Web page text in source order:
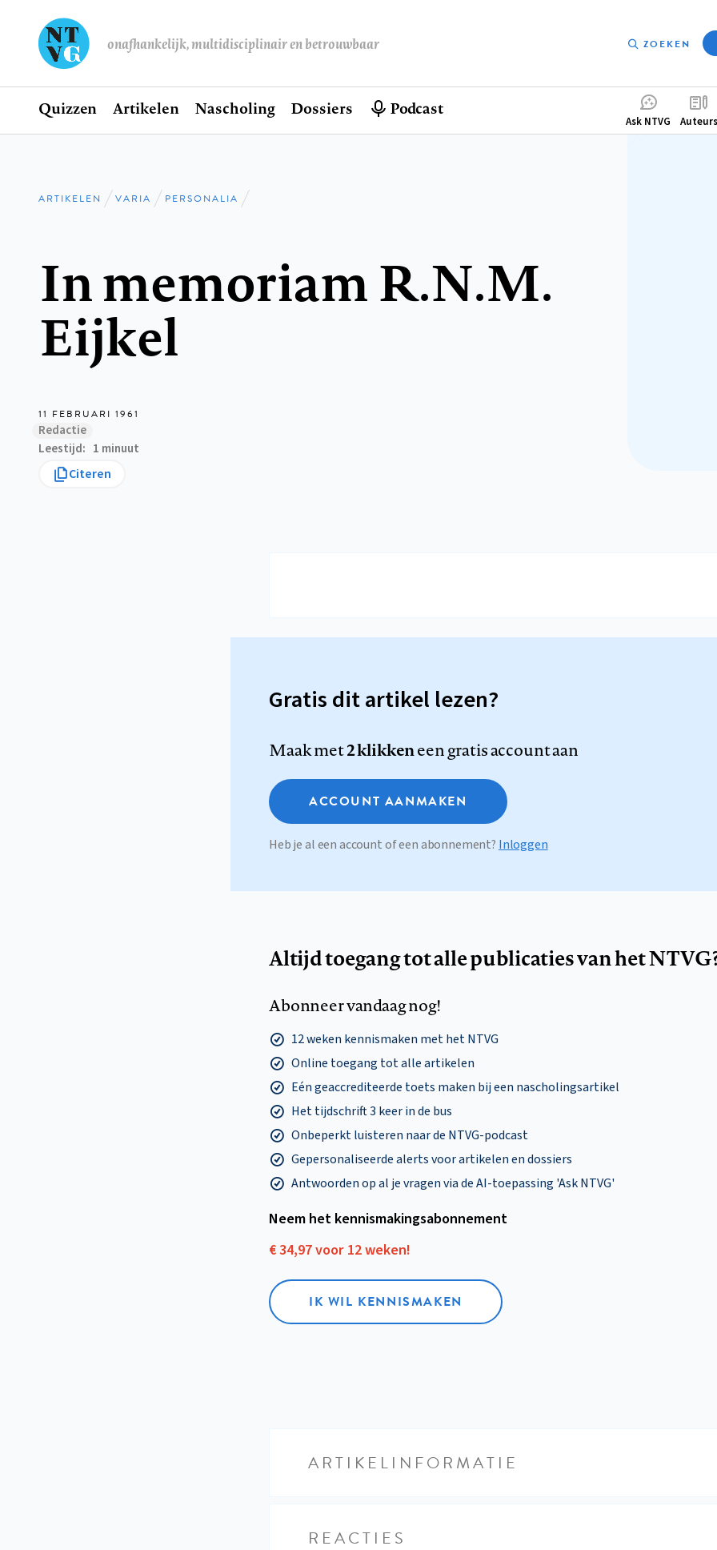
onafhankelijk, multidisciplinair en betrouwbaar ZOEKEN
Hoofdnavigatie
Home
Quizzen Artikelen Nascholing Dossiers Podcast
Ask NTVG Auteurs
Kruimelpad
ARTIKELEN VARIA PERSONALIA
In memoriam R.N.M.
Eijkel
11 FEBRUARI 1961
Redactie
Leestijd
1 minuut
Citeren
Gratis dit artikel lezen?
Maak met2 klikkeneen gratis account aan
ACCOUNT AANMAKEN
Heb je al een account of een abonnement? Inloggen
Altijd toegang tot alle publicaties van het
Abonneer vandaag nog!
12 weken kennismaken met het NTVG
Online toegang tot alle artikelen
Eén geaccrediteerde toets maken bij een nascholingsartikel
Het tijdschrift 3 keer in de bus
Onbeperkt luisteren naar de NTVG-podcast
Gepersonaliseerde alerts voor artikelen en dossiers
Antwoorden op al je vragen via de AI-toepassing 'Ask NTVG'
Neem het kennismakings­abonnement
€ 34,97 voor 12 weken!
IK WIL KENNISMAKEN
ARTIKELINFORMATIE
REACTIES